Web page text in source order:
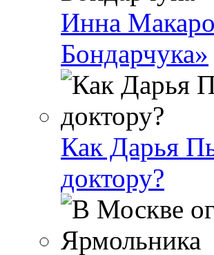
Инна
Бондарчука»
Как Дарья
доктору?